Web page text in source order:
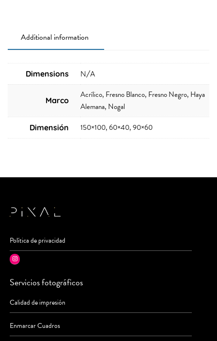
Additional information
Dimensions N/A
Marco
Acrílico, Fresno Blanco, Fresno Negro, Haya
Alemana, Nogal
Dimensión 150×100, 60×40, 90×60
Política de privacidad
Instagram
Servicios fotográficos
Calidad de impresión
Enmarcar Cuadros